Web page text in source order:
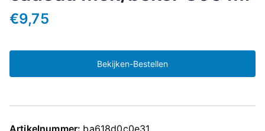
€9,75
Bekijken-Bestellen
Artikelnummer: ba618d0c0e31